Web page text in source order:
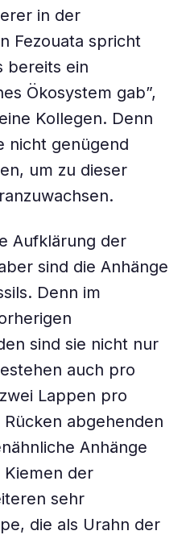
in der
Fezouata spricht
bereits ein
Ökosystem gab”,
Kollegen. Denn
nicht genügend
um zu dieser
Aufklärung der
sind die Anhänge
Denn im
sind sie nicht nur
auch pro
Lappen pro
abgehenden
Anhänge
Kiemen der
sehr
die als Urahn der